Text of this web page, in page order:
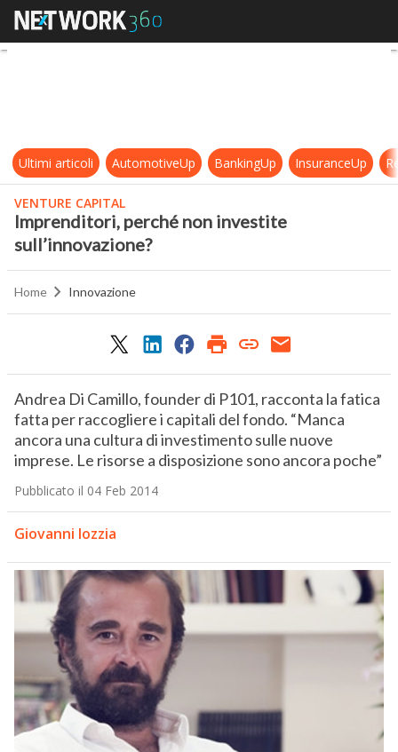
Imprenditori, perché non investite
Ultimi articoli AutomotiveUp BankingUp InsuranceUp
VENTURE CAPITAL
Imprenditori, perché non investite
sull’innovazione?
Home Innovazione
Andrea Di Camillo, founder di P101, racconta la fatica
fatta per raccogliere i capitali del fondo. “Manca
ancora una cultura di investimento sulle nuove
imprese. Le risorse a disposizione sono ancora poche”
Pubblicato il 04 Feb 2014
Giovanni Iozzia